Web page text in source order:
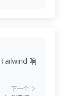
响
下一个